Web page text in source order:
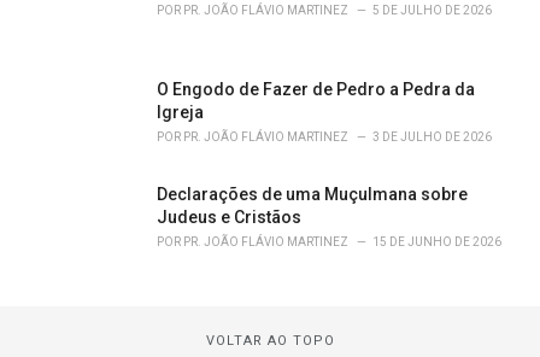
POR PR. JOÃO FLÁVIO MARTINEZ 5 DE JULHO DE 2026
O Engodo de Fazer de Pedro a Pedra da
Igreja
POR PR. JOÃO FLÁVIO MARTINEZ 3 DE JULHO DE 2026
Declarações de uma Muçulmana sobre
Judeus e Cristãos
POR PR. JOÃO FLÁVIO MARTINEZ 15 DE JUNHO DE 2026
VOLTAR AO TOPO